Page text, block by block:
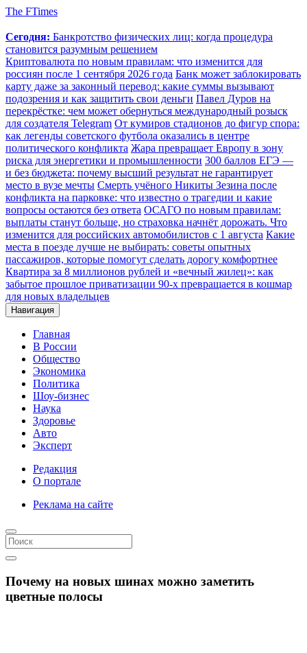
The FTimes
Сегодня: Банкротство физических лиц: когда процедура
становится разумным решением
Криптовалюта по новым правилам: что изменится для
россиян после 1 сентября 2026 года Банк может заблокировать
карту даже за законный перевод: какие суммы вызывают
подозрения и как защитить свои деньги Павел Дуров на
перекрёстке: чем может обернуться международный розыск
для создателя Telegram От кумиров стадионов до фигур спора:
как легенды советского футбола оказались в центре
политического конфликта Жара превращает Европу в зону
риска для энергетики и промышленности 300 баллов ЕГЭ —
и без бюджета: почему высший результат не гарантирует
место в вузе мечты Смерть учёного Никиты Зезина после
конфликта на парковке: что известно о трагедии и какие
вопросы остаются без ответа ОСАГО по новым правилам:
выплаты станут больше, но страховка начнёт дорожать. Что
изменится для российских автомобилистов с 1 августа Какие
места в поезде лучше не выбирать: советы опытных
пассажиров, которые помогут сделать дорогу комфортнее
Квартира за 8 миллионов рублей и «вечный жилец»: как
забытое прошлое приватизации 90-х превращается в кошмар
для новых владельцев
Навигация
Главная
В России
Общество
Экономика
Политика
Шоу-бизнес
Наука
Здоровье
Авто
Эксперт
Редакция
О портале
Реклама на сайте
Почему на новых шинах можно заметить
цветные полосы